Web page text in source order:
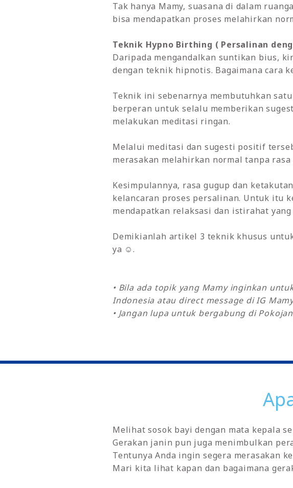
Tak hanya Mamy, suasana di dalam
bisa mendapatkan proses melahirkan
Teknik Hypno Birthing ( Persalinan
Daripada mengandalkan suntikan bius,
dengan teknik hipnotis. Bagaimana cara
Teknik ini sebenarnya membutuhkan
berperan untuk selalu memberikan
melakukan meditasi ringan.
Melalui meditasi dan sugesti positif
merasakan melahirkan normal tanpa
Kesimpulannya, rasa gugup dan
kelancaran proses persalinan. Untuk itu
mendapatkan relaksasi dan istirahat yang
Demikianlah artikel 3 teknik khusus
ya ☺.
• Bila ada topik yang Mamy inginkan
Indonesia atau direct message di IG
• Jangan lupa untuk bergabung di
Melihat sosok bayi dengan mata kepala
Gerakan janin pun juga menimbulkan
Tentunya Anda ingin segera merasakan
Mari kita lihat kapan dan bagaimana